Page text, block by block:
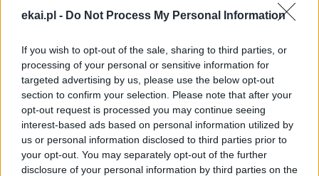
ekai.pl - Do Not Process My Personal Information
If you wish to opt-out of the sale, sharing to third parties, or
processing of your personal or sensitive information for
targeted advertising by us, please use the below opt-out
section to confirm your selection. Please note that after your
opt-out request is processed you may continue seeing
interest-based ads based on personal information utilized by
us or personal information disclosed to third parties prior to
your opt-out. You may separately opt-out of the further
disclosure of your personal information by third parties on the
tu dla Ciebie!
informacje z życia Kościoła w Polsce i na świecie.
Jednak bez Twojej pomocy sprostanie temu
zadaniu będzie coraz trudniejsze.
Dlatego prosimy Cię owsparcie portalu eKAI.pl za
pośrednictwem serwisu Patronite.
Dzięki Tobie będziemy mogli realizować naszą
misję. Więcej informacji znajdziesz tutaj.